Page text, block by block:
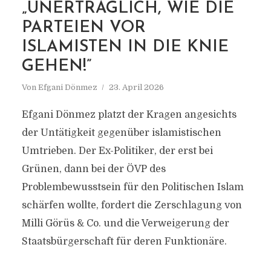
MARKIERUNG
KNIEFALL DER POLITIK
VOR ISLAMISTEN
„UNERTRÄGLICH, WIE DIE
PARTEIEN VOR
ISLAMISTEN IN DIE KNIE
GEHEN!”
Von Efgani Dönmez 23. April 2026
Efgani Dönmez platzt der Kragen angesichts
der Untätigkeit gegenüber islamistischen
Umtrieben. Der Ex-Politiker, der erst bei
Grünen, dann bei der ÖVP des
Problembewusstsein für den Politischen Islam
schärfen wollte, fordert die Zerschlagung von
Milli Görüs & Co. und die Verweigerung der
Staatsbürgerschaft für deren Funktionäre.